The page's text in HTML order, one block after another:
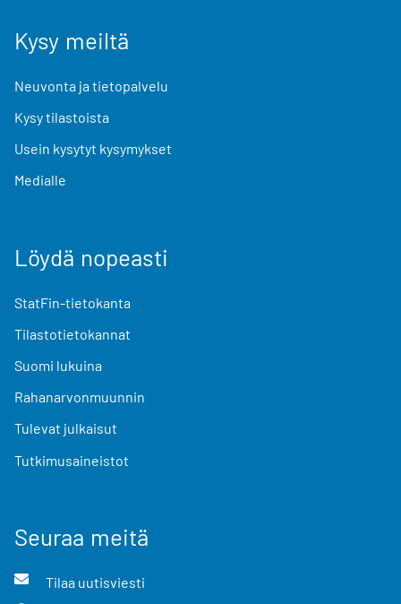
Kysy meiltä
Neuvonta ja tietopalvelu
Kysy tilastoista
Usein kysytyt kysymykset
Medialle
Löydä nopeasti
StatFin-tietokanta
Tilastotietokannat
Suomi lukuina
Rahanarvonmuunnin
Tulevat julkaisut
Tutkimusaineistot
Seuraa meitä
Tilaa uutisviesti